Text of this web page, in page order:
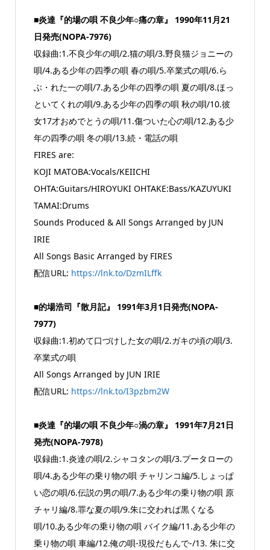
■炎達『的場の唄 不良少年○痛の章』 1990年11月21
日発売(NOPA-7976)
収録曲:1.不良少年の唄/2.猫の唄/3.野良猫ジョニーの
唄/4.ある少年の四季の唄 春の唄/5.卒業式の唄/6.ら
ぶ・れた一の唄/7.ある少年の四季の唄 夏の唄/8.ほっ
といてくれの唄/9.ある少年の四季の唄 秋の唄/10.彼
女17才おめでとうの唄/11.傷ついた心の唄/12.ある少
年の四季の唄 冬の唄/13.続・電話の唄
FIRES are:
KOJI MATOBA:Vocals/KEIICHI
OHTA:Guitars/HIROYUKI OHTAKE:Bass/KAZUYUKI
TAMAI:Drums
Sounds Produced & All Songs Arranged by JUN
IRIE
All Songs Basic Arranged by FIRES
配信URL: https://lnk.to/DzmILffk
■的場浩司『散月記』 1991年3月1日発売(NOPA-
7977)
収録曲:1.初めて口づけした女の唄/2.ガキの頃の唄/3.
卒業式の唄
All Songs Arranged by JUN IRIE
配信URL: https://lnk.to/I3pzbm2W
■炎達『的場の唄 不良少年○渦の章』 1991年7月21日
発売(NOPA-7978)
収録曲:1.炎達の唄/2.シャコタンの唄/3.プータローの
唄/4.ある少年の乗り物の唄 チャリンコ編/5.しょっぱ
い恋の唄/6.伝説の男の唄/7.ある少年の乗り物の唄 原
チャリ編/8.罪な夏の唄/9.朱に交われば黒くなる
唄/10.ある少年の乗り物の唄 バイク編/11.ある少年の
乗り物の唄 車編/12.俺の唄-現役だもんで-/13. 朱に交